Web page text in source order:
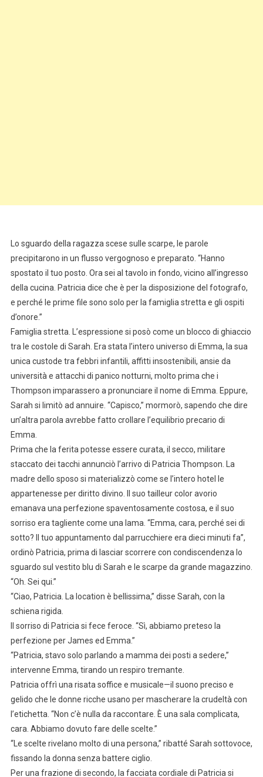
Lo sguardo della ragazza scese sulle scarpe, le parole
precipitarono in un flusso vergognoso e preparato. “Hanno
spostato il tuo posto. Ora sei al tavolo in fondo, vicino all’ingresso
della cucina. Patricia dice che è per la disposizione del fotografo,
e perché le prime file sono solo per la famiglia stretta e gli ospiti
d’onore.”
Famiglia stretta. L’espressione si posò come un blocco di ghiaccio
tra le costole di Sarah. Era stata l’intero universo di Emma, la sua
unica custode tra febbri infantili, affitti insostenibili, ansie da
università e attacchi di panico notturni, molto prima che i
Thompson imparassero a pronunciare il nome di Emma. Eppure,
Sarah si limitò ad annuire. “Capisco,” mormorò, sapendo che dire
un’altra parola avrebbe fatto crollare l’equilibrio precario di
Emma.
Prima che la ferita potesse essere curata, il secco, militare
staccato dei tacchi annunciò l’arrivo di Patricia Thompson. La
madre dello sposo si materializzò come se l’intero hotel le
appartenesse per diritto divino. Il suo tailleur color avorio
emanava una perfezione spaventosamente costosa, e il suo
sorriso era tagliente come una lama. “Emma, cara, perché sei di
sotto? Il tuo appuntamento dal parrucchiere era dieci minuti fa”,
ordinò Patricia, prima di lasciar scorrere con condiscendenza lo
sguardo sul vestito blu di Sarah e le scarpe da grande magazzino.
“Oh. Sei qui.”
“Ciao, Patricia. La location è bellissima,” disse Sarah, con la
schiena rigida.
Il sorriso di Patricia si fece feroce. “Sì, abbiamo preteso la
perfezione per James ed Emma.”
“Patricia, stavo solo parlando a mamma dei posti a sedere,”
intervenne Emma, tirando un respiro tremante.
Patricia offrì una risata soffice e musicale—il suono preciso e
gelido che le donne ricche usano per mascherare la crudeltà con
l’etichetta. “Non c’è nulla da raccontare. È una sala complicata,
cara. Abbiamo dovuto fare delle scelte.”
“Le scelte rivelano molto di una persona,” ribatté Sarah sottovoce,
fissando la donna senza battere ciglio.
Per una frazione di secondo, la facciata cordiale di Patricia si